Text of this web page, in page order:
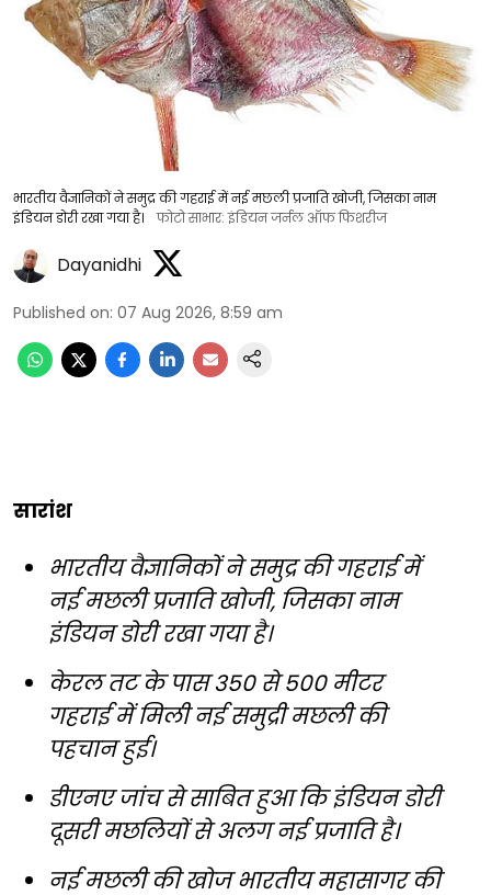
भारतीय वैज्ञानिकों ने समुद्र की गहराई में नई मछली प्रजाति खोजी, जिसका नाम
इंडियन डोरी रखा गया है।
फोटो साभार: इंडियन जर्नल ऑफ फिशरीज
Dayanidhi
Published on: 07 Aug 2026, 8:59 am
सारांश
भारतीय वैज्ञानिकों ने समुद्र की गहराई में
नई मछली प्रजाति खोजी, जिसका नाम
इंडियन डोरी रखा गया है।
केरल तट के पास 350 से 500 मीटर
गहराई में मिली नई समुद्री मछली की
पहचान हुई।
डीएनए जांच से साबित हुआ कि इंडियन डोरी
दूसरी मछलियों से अलग नई प्रजाति है।
नई मछली की खोज भारतीय महासागर की